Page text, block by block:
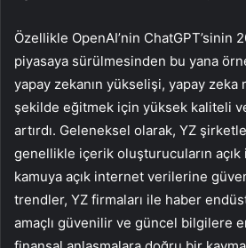
Özellikle OpenAI’nin ChatGPT’sinin
piyasaya sürülmesinden bu yana
yapay zekanın yükselişi, yapay
şekilde eğitmek için yüksek kaliteli
artırdı. Geleneksel olarak, YZ
genellikle içerik oluşturucuların açık
kamuya açık internet verilerine
trendler, YZ firmaları ile haber
amaçlı güvenilir ve güncel bilgilere